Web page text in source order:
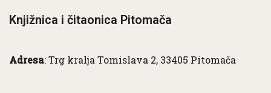
Knjižnica i čitaonica Pitomača
Adresa: Trg kralja Tomislava 2, 33405 Pitomača